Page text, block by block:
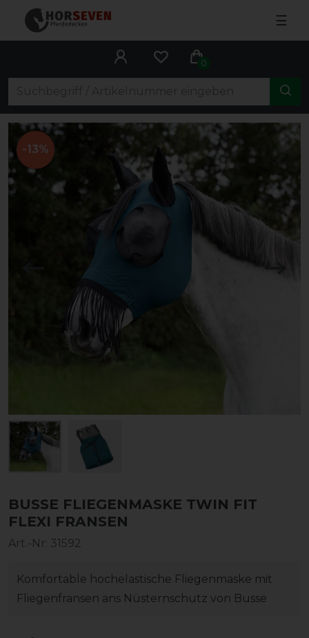
☰
0
-13%
BUSSE FLIEGENMASKE TWIN FIT
FLEXI FRANSEN
Art.-Nr: 31592
Komfortable hochelastische Fliegenmaske mit
Fliegenfransen ans Nüsternschutz von Busse